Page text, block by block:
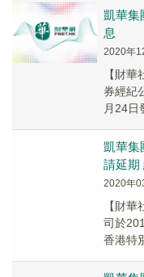
效。
凱華集
息
2020年
【財
券經紀
月24日
凱華集
請延期
2020年
【財
司於
香港特